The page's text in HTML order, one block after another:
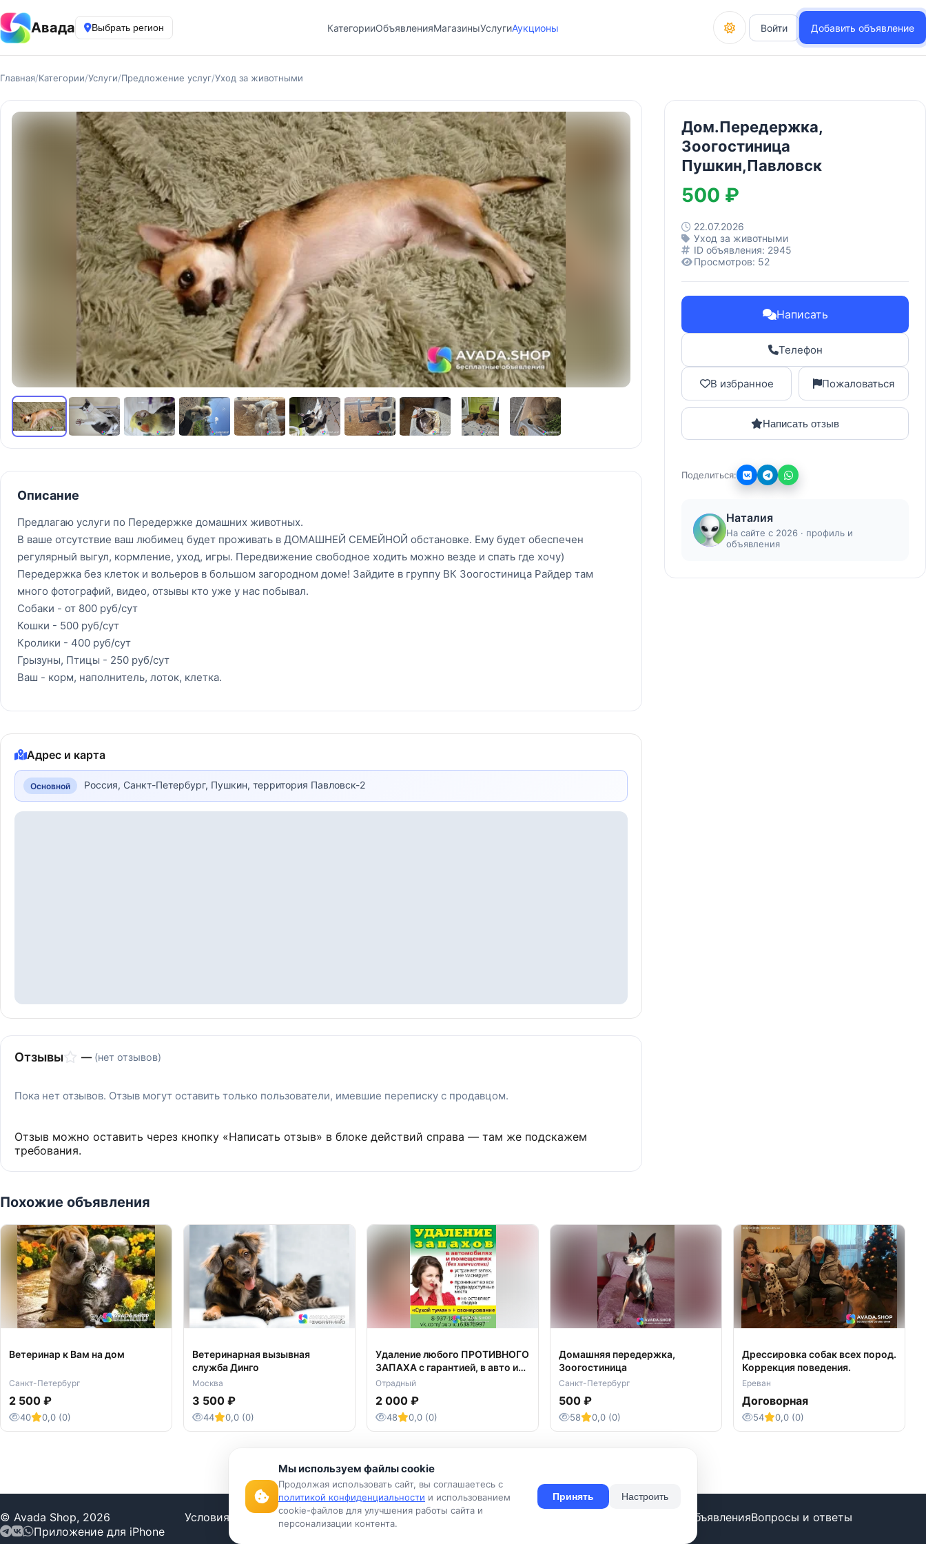
Авада Выбрать регион КатегорииОбъявленияМагазиныУслугиАукционы Войти Добавить объявление
Главная/Категории/Услуги/Предложение услуг/Уход за животными
500 ₽
Дом.Передержка,
Зоогостиница
Пушкин,Павловск
22.07.2026
Уход за животными
ID объявления: 2945
Просмотров: 52
Написать
Телефон
В избранное Пожаловаться
Написать отзыв
Поделиться:
Наталия
На сайте с 2026 · профиль и
объявления
Описание
Предлагаю услуги по Передержке домашних животных.
В ваше отсутствие ваш любимец будет проживать в ДОМАШНЕЙ СЕМЕЙНОЙ обстановке. Ему будет обеспечен
регулярный выгул, кормление, уход, игры. Передвижение свободное ходить можно везде и спать где хочу)
Передержка без клеток и вольеров в большом загородном доме! Зайдите в группу ВК Зоогостиница Райдер там
много фотографий, видео, отзывы кто уже у нас побывал.
Собаки - от 800 руб/сут
Кошки - 500 руб/сут
Кролики - 400 руб/сут
Грызуны, Птицы - 250 руб/сут
Ваш - корм, наполнитель, лоток, клетка.
Адрес и карта
Основной Россия, Санкт-Петербург, Пушкин, территория Павловск-2
Отзывы — (нет отзывов)
Пока нет отзывов. Отзыв могут оставить только пользователи, имевшие переписку с продавцом.
Отзыв можно оставить через кнопку «Написать отзыв» в блоке действий справа — там же подскажем
требования.
Похожие объявления
Ветеринар к Вам на дом
Санкт-Петербург
2 500 ₽
40 0,0 (0)
Ветеринарная вызывная
служба Динго
Москва
3 500 ₽
44 0,0 (0)
Удаление любого ПРОТИВНОГО
ЗАПАХА с гарантией, в авто и
помещениях.
Отрадный
2 000 ₽
48 0,0 (0)
Домашняя передержка,
Зоогостиница
Санкт-Петербург
500 ₽
58 0,0 (0)
Дрессировка собак всех пород.
Коррекция поведения.
Ереван
Договорная
54 0,0 (0)
Приложение для iPhone
© Avada Shop, 2026 Условия использованияКонфиденциальностьОфертаПравила ОбъявленияВопросы и ответы
Мы используем файлы cookie
Продолжая использовать сайт, вы соглашаетесь с
политикой конфиденциальности и использованием
cookie-файлов для улучшения работы сайта и
персонализации контента.
Принять Настроить